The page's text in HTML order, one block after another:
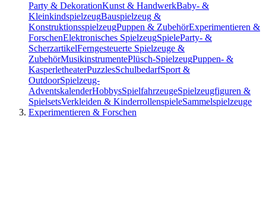
Party & DekorationKunst & HandwerkBaby- &
KleinkindspielzeugBauspielzeug &
KonstruktionsspielzeugPuppen & ZubehörExperimentieren &
ForschenElektronisches SpielzeugSpieleParty- &
ScherzartikelFerngesteuerte Spielzeuge &
ZubehörMusikinstrumentePlüsch-SpielzeugPuppen- &
KasperletheaterPuzzlesSchulbedarfSport &
OutdoorSpielzeug-
AdventskalenderHobbysSpielfahrzeugeSpielzeugfiguren &
SpielsetsVerkleiden & KinderrollenspieleSammelspielzeuge
Experimentieren & Forschen